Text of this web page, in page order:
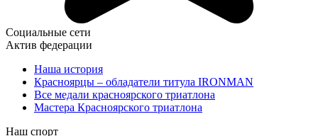
Социальные сети
Актив федерации
Наша история
Красноярцы – обладатели титула IRONMAN
Все медали красноярского триатлона
Мастера Красноярского триатлона
Наш спорт